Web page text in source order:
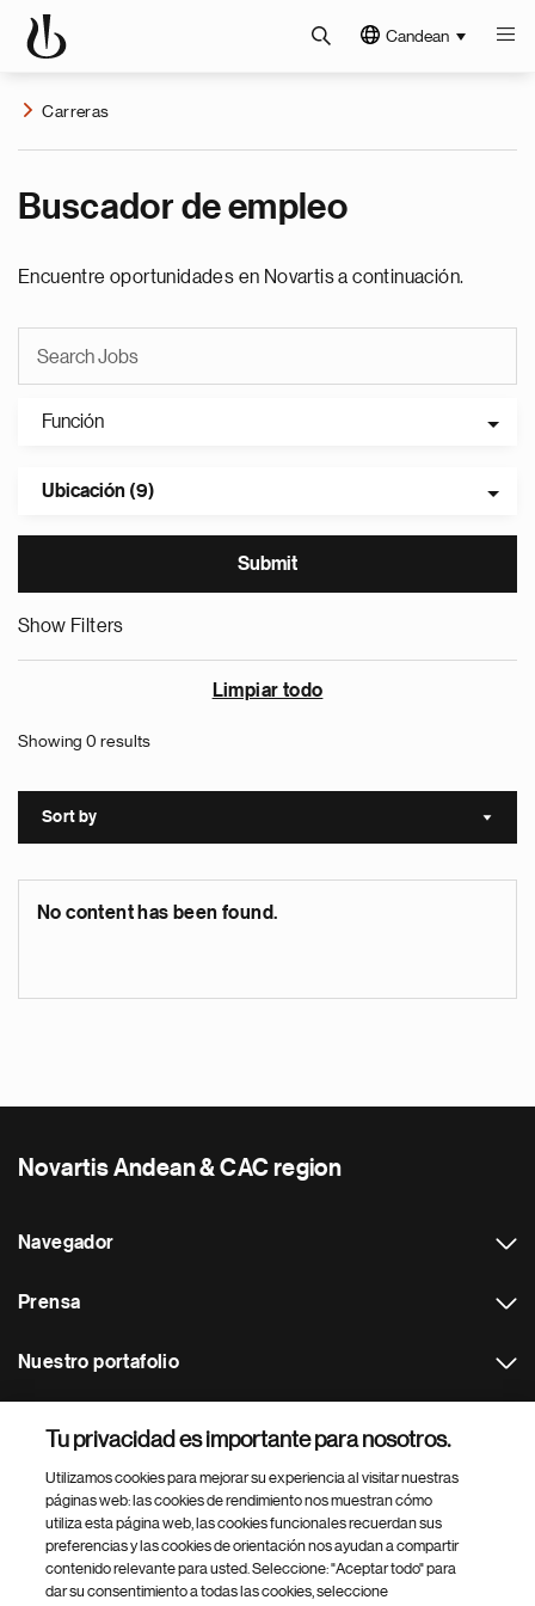
Candean
Carreras
Buscador de empleo
Encuentre oportunidades en Novartis a continuación.
Función
Ubicación (9)
Show Filters
Limpiar todo
Showing 0 results
Sort by Sort
No content has been found.
Novartis Andean & CAC region
Navegador
Prensa
Nuestro portafolio
Footer Site Search
Tu privacidad es importante para nosotros.
Utilizamos cookies para mejorar su experiencia al visitar nuestras
páginas web: las cookies de rendimiento nos muestran cómo
utiliza esta página web, las cookies funcionales recuerdan sus
preferencias y las cookies de orientación nos ayudan a compartir
contenido relevante para usted. Seleccione: "Aceptar todo" para
dar su consentimiento a todas las cookies, seleccione